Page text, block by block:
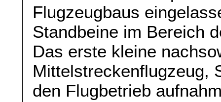
Flugzeugbaus
Standbeine im Bereich
Das erste kleine
Mittelstreckenflugzeug,
den Flugbetrieb